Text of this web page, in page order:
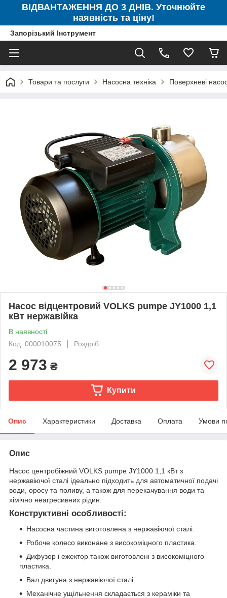
ВІДВАНТАЖЕННЯ ДО 3 ДНІВ. Уточнюйте
наявність та ціну!
Запорізький Інструмент
Товари та послуги Насосна техніка Поверхневі
Насос відцентровий VOLKS pumpe JY1000 1,1
кВт нержавійка
В наявності
Код: 000010075
Роздріб
2 973 ₴
Купити
Опис Характеристики Доставка Оплата Умови
Опис
Насос центробіжний VOLKS pumpe JY1000 1,1 кВт з
нержавіючої сталі ідеально підходить для автоматичної подачі
води, оросу та поливу, а також для перекачування води та
хімічно неагресивних рідин.
Конструктивні особливості:
Насосна частина виготовлена з нержавіючої сталі.
Робоче колесо виконане з високоміцного пластика.
Дифузор і ежектор також виготовлені з високоміцного
пластика.
Вал двигуна з нержавіючої сталі.
Механічне ущільнення складається з кераміки та